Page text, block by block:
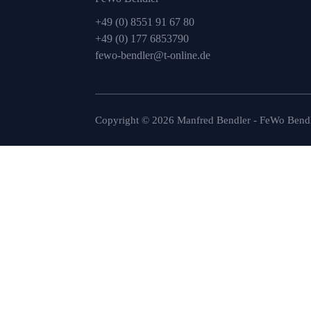
+49 (0) 8551 91 67 80
+49 (0) 177 6853790
fewo-bendler@t-online.de
Copyright © 2026 Manfred Bendler - FeWo